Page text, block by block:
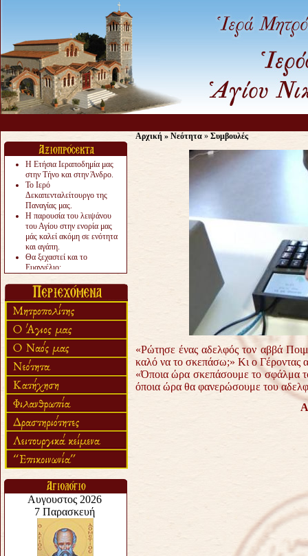
Η Ετήσια Ιεραποδημία μας
στην Τήνο και στην Άνδρο.
Το Ιερό
Δεκαπενταλείτουργο της
Παναγίας μας.
Η παρουσία του λειψάνου
του Αγίου στην ενορία μας
μάς καλεί ακόμη σε ενότητα
και αγάπη.
Θα ξεχαστεί και το
Ευαγγέλιο;
«πολύ αργά».
Ζητείται....
Αρχική » Νεότητα » Συμβουλές
«Ρώτησε ένας αδελφός τον αββά
καλό να το σκεπάσω;» Κι ο Γέροντας
«Όποια ώρα σκεπάσουμε το σφάλμα
όποια ώρα θα φανερώσουμε του